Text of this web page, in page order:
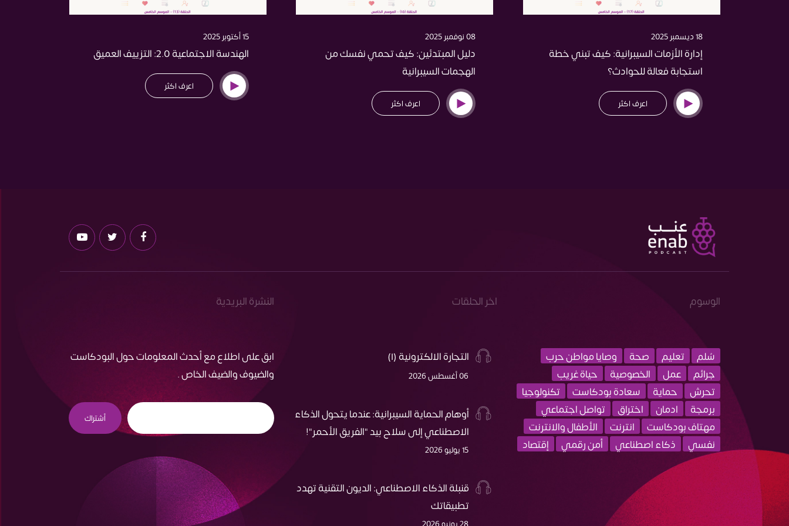
18 ديسمبر 2025
إدارة الأزمات السيبرانية: كيف تبني خطة
استجابة فعالة للحوادث؟
اعرف اكثر
08 نوفمبر 2025
دليل المبتدئين: كيف تحمي نفسك من
الهجمات السيبرانية
اعرف اكثر
15 أكتوبر 2025
الهندسة الاجتماعية 2.0: التزييف العميق
اعرف اكثر
الوسوم
سُلم تعليم صحة
وصايا مواطن حرب
جرائم
عمل الخصوصية
حياة غريب
تحرش
حماية سعادة بودكاست
تكنولوجيا
برمجة
ادمان اختراق
تواصل اجتماعي
مهتاف بودكاست
انترنت
الأطفال والانترنت
نفسي
ذكاء اصطناعي أمن رقمي إقتصاد
اخر الحلقات
التجارة الالكترونية (١)
06 أغسطس 2026
أوهام الحماية السيبرانية: عندما يتحول الذكاء
الاصطناعي إلى سلاح بيد "الفريق الأحمر"!
15 يوليو 2026
قنبلة الذكاء الاصطناعي: الديون التقنية تهدد
تطبيقاتك
النشرة البريدية
ابق على اطلاع مع أحدث المعلومات حول البودكاست
والضيوف والضيف الخاص .
أشتراك